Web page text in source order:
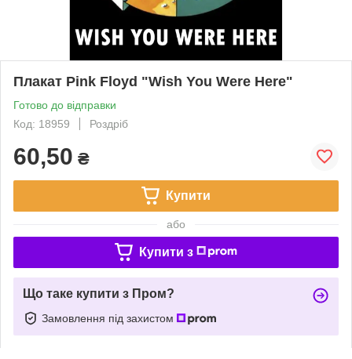
Плакат Pink Floyd "Wish You Were Here"
Готово до відправки
Код: 18959
Роздріб
60,50 ₴
Купити
або
Купити з
Що таке купити з Пром?
Замовлення під захистом